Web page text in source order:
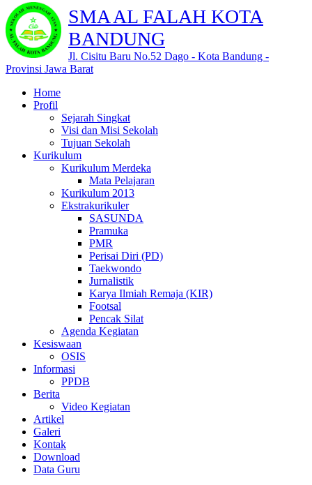
SMA AL FALAH KOTA
BANDUNG
Jl. Cisitu Baru No.52 Dago - Kota Bandung -
Provinsi Jawa Barat
Home
Profil
Sejarah Singkat
Visi dan Misi Sekolah
Tujuan Sekolah
Kurikulum
Kurikulum Merdeka
Mata Pelajaran
Kurikulum 2013
Ekstrakurikuler
SASUNDA
Pramuka
PMR
Perisai Diri (PD)
Taekwondo
Jurnalistik
Karya Ilmiah Remaja (KIR)
Footsal
Pencak Silat
Agenda Kegiatan
Kesiswaan
OSIS
Informasi
PPDB
Berita
Video Kegiatan
Artikel
Galeri
Kontak
Download
Data Guru